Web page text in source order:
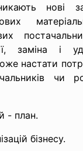
нові
заміна і
настати
чи
- план.
бізнесу.